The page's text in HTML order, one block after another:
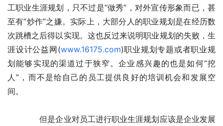
工职业生涯规划，只不过是“做秀”，对外宣传形象而已，甚
至有“炒作”之嫌。实际上，大部分人的职业规划是在经历数
次跳槽之后得以实现。这也反过来说明职业规划的失败，生
涯设计公益网(www.16175.com)职业规划专题或者职业规
划能够实现的渠道过于狭窄。企业感兴趣的也是如何“挖
人”，而不是给自己的员工提供良好的培训机会和发展空
间。
但是企业对员工进行职业生涯规划应该是企业发展